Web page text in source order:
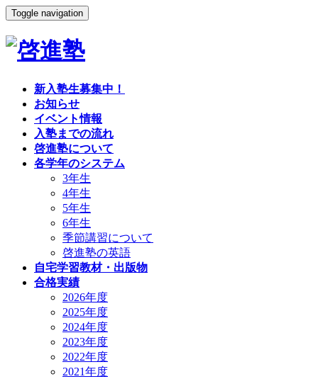
Toggle navigation
新入塾生募集中！
お知らせ
イベント情報
入塾までの流れ
啓進塾について
各学年のシステム
3年生
4年生
5年生
6年生
季節講習について
啓進塾の英語
自宅学習教材・出版物
合格実績
2026年度
2025年度
2024年度
2023年度
2022年度
2021年度